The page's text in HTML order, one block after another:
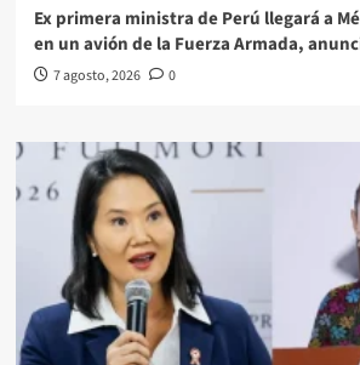
Ex primera ministra de Perú llegará a
en un avión de la Fuerza Armada,
7 agosto, 2026 0